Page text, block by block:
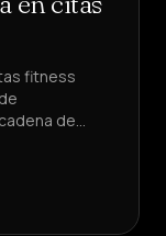
fitness
de